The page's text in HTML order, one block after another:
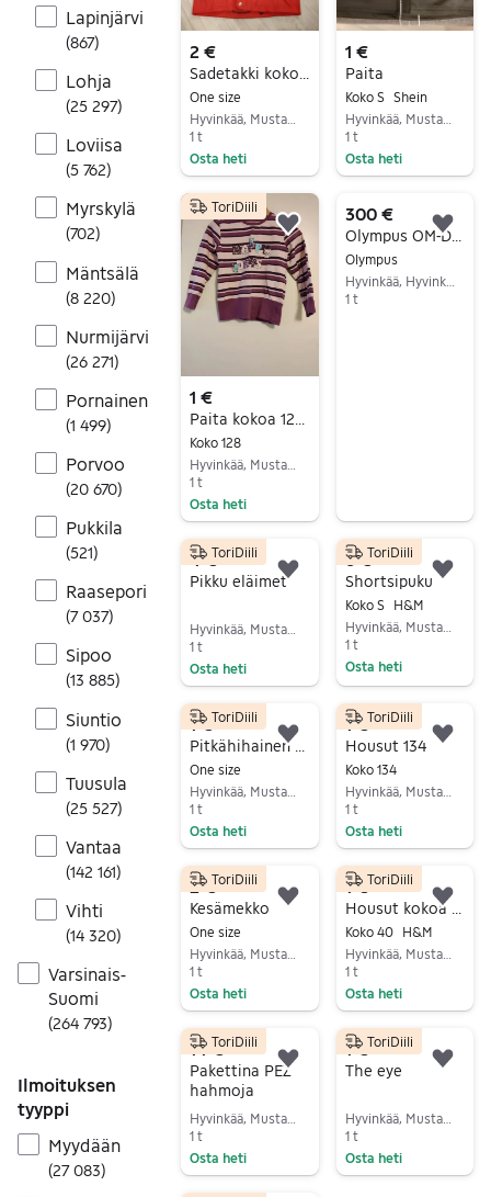
Lapinjärvi
(867)
Lohja
(25 297)
Loviisa
(5 762)
Myrskylä
(702)
Mäntsälä
(8 220)
Nurmijärvi
(26 271)
Pornainen
(1 499)
Porvoo
(20 670)
Pukkila
(521)
Raasepori
(7 037)
Sipoo
(13 885)
Siuntio
(1 970)
Tuusula
(25 527)
Vantaa
(142 161)
Vihti
(14 320)
Varsinais-
Suomi
(264 793)
Ilmoituksen
tyyppi
Myydään
(27 083)
2 €
One size
1 t
Osta heti
1 €
Paita
Koko S Shein
Hyvinkää, Mustamännistö, Uusimaa
1 t
Osta heti
1 €
Koko 128
1 t
Osta heti
ToriDiili
Lisää suosikiksi.
300 €
Olympus OM-D EM10 mark III kamera
Olympus
Hyvinkää, Hyvinkää Keskus, Uusimaa
1 t
4 €
Pikku eläimet
1 t
Osta heti
ToriDiili
Lisää suosikiksi.
6 €
Shortsipuku
Koko S
H&M
Hyvinkää, Mustamännistö, Uusimaa
1 t
Osta heti
ToriDiili
Siirry ilmoitukseen
1 €
One size
1 t
Osta heti
ToriDiili
Lisää suosikiksi.
1 €
Housut 134
Koko 134
Hyvinkää, Mustamännistö, Uusimaa
1 t
Osta heti
ToriDiili
2 €
Kesämekko
One size
1 t
Osta heti
ToriDiili
Lisää suosikiksi.
1 €
Koko 40
H&M
Hyvinkää, Mustamännistö, Uusimaa
1 t
Osta heti
ToriDiili
14 €
Pakettina PEZ
hahmoja
1 t
Osta heti
ToriDiili
Lisää suosikiksi.
1 €
The eye
Hyvinkää, Mustamännistö, Uusimaa
1 t
Osta heti
ToriDiili